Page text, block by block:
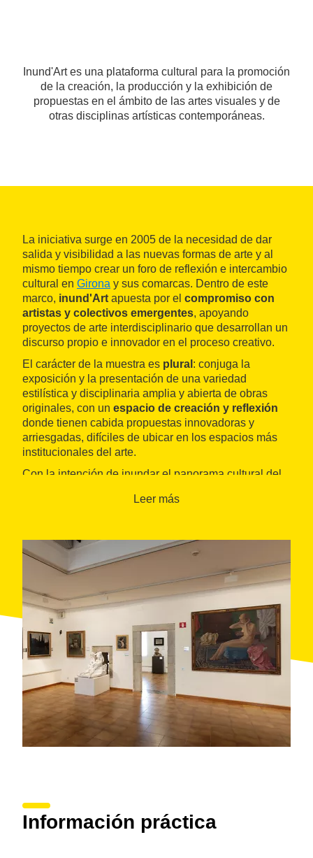
Inund'Art es una plataforma cultural para la promoción
de la creación, la producción y la exhibición de
propuestas en el ámbito de las artes visuales y de
otras disciplinas artísticas contemporáneas.
La iniciativa surge en 2005 de la necesidad de dar
salida y visibilidad a las nuevas formas de arte y al
mismo tiempo crear un foro de reflexión e intercambio
cultural en Girona y sus comarcas. Dentro de este
marco, inund'Art apuesta por el compromiso con
artistas y colectivos emergentes, apoyando
proyectos de arte interdisciplinario que desarrollan un
discurso propio e innovador en el proceso creativo.
El carácter de la muestra es plural : conjuga la
exposición y la presentación de una variedad
estilística y disciplinaria amplia y abierta de obras
originales, con un espacio de creación y reflexión
donde tienen cabida propuestas innovadoras y
arriesgadas, difíciles de ubicar en los espacios más
institucionales del arte.
Con la intención de inundar el panorama cultural del
centros de formación y promoción
profesionalización del sector y fomentando el
intercambio de información y recursos.
La actividad de la asociación continúa durante el
resto del año con las exposiciones y las producciones
de los proyectos premiados y seleccionados en la
convocatoria para artistas de artes visuales.
Asimismo, Inund'Art va más allá de los espacios
reservados al arte, ampliando el ámbito de la muestra
con exposiciones e intervenciones artísticas en el
espacio público del centro urbano
generar un flujo de implicación y diálogo con el
público no especializado.
Leer más
Información práctica